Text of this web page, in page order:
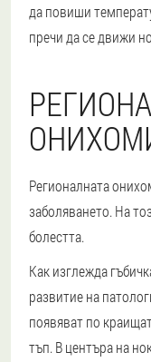
да повиши
пречи да се движи
Регионалната
заболяването. На
болестта.
Как изглежда
развитие на
появяват по
тъп. В центъра на